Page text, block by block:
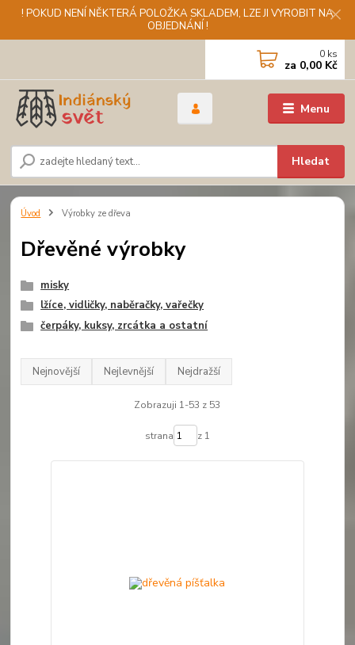
! POKUD NENÍ NĚKTERÁ POLOŽKA SKLADEM, LZE JI VYROBIT NA
OBJEDNÁNÍ !
Menu
Hledat
0 ks
za 0,00 Kč
Úvod Výrobky ze dřeva
Dřevěné výrobky
misky
lžíce, vidličky, naběračky, vařečky
čerpáky, kuksy, zrcátka a ostatní
Nejnovější Nejlevnější Nejdražší
Zobrazuji 1-53 z 53
strana z 1